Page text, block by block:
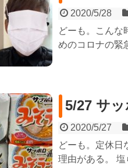
2020/5/28
どーも。こんな
めのコロナの緊
5/27 サ
2020/5/27
どーも。定休日
理由がある。 塩